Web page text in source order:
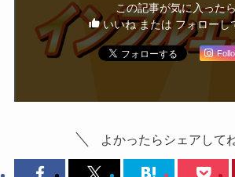
この記事が気に入ったら
いいね または フォローし
よかったらシェアして